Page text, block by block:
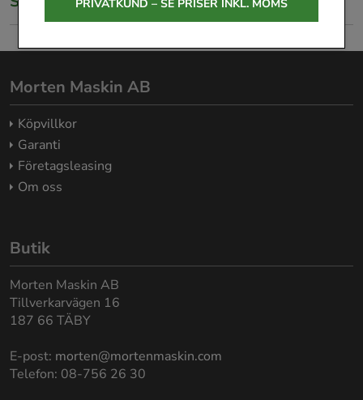
PRIVATKUND – SE PRISER INKL. MOMS
Morten Maskin AB
Köpvillkor
Garanti
Företagsleasing
Om oss
Butik
Morten Maskin AB
Tillverkarvägen 16
187 66 TÄBY
E-post: morten@mortenmaskin.com
Telefon: 08-756 26 30